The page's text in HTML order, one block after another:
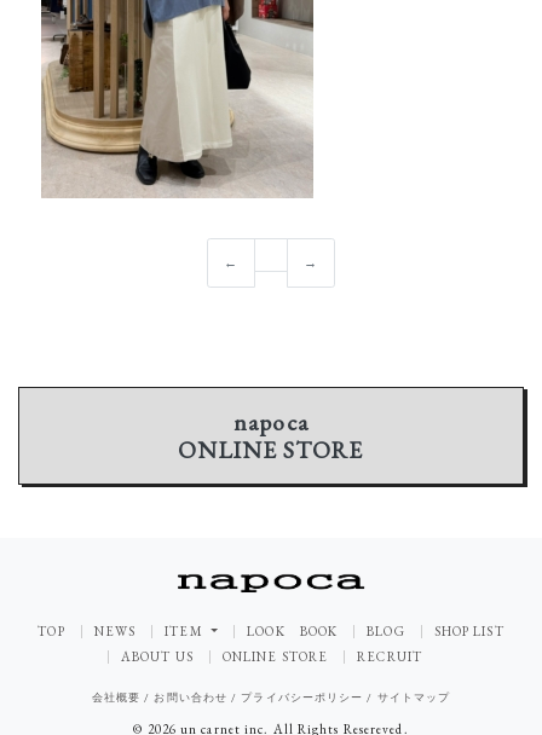
← →
napoca
ONLINE STORE
TOP NEWS ITEM LOOK BOOK BLOG
SHOP LIST
ABOUT US
ONLINE STORE RECRUIT
会社概要 /お問い合わせ / プライバシーポリシー / サイトマップ
© 2026 un carnet inc. All Rights Resereved.